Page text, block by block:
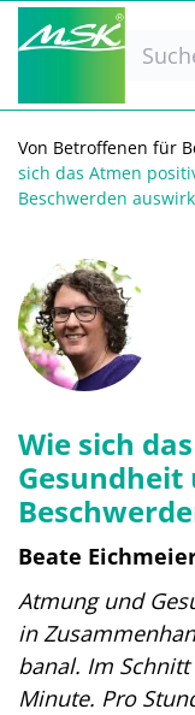
Zum
Von Betroffenen für
sich das Atmen
Beschwerden
Wie sich
Gesundheit
Beate
Atmung und
in
banal. Im
Minute. Pro